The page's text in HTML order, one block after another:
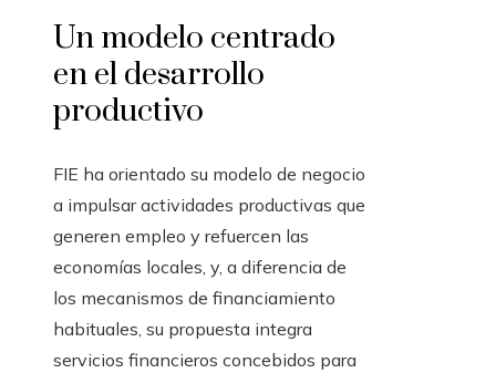
Un modelo centrado
en el desarrollo
productivo
FIE ha orientado su modelo de negocio
a impulsar actividades productivas que
generen empleo y refuercen las
economías locales, y, a diferencia de
los mecanismos de financiamiento
habituales, su propuesta integra
servicios financieros concebidos para